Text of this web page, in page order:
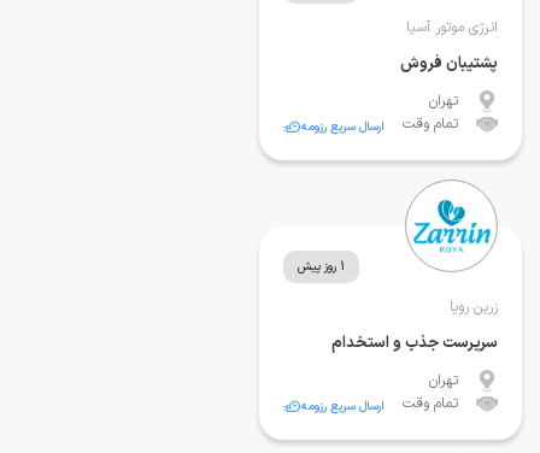
انرژی موتور آسیا
پشتیبان فروش
تهران
تمام وقت
ارسال سریع رزومه
1 روز پیش
زرین رویا
سرپرست جذب و استخدام
تهران
تمام وقت
ارسال سریع رزومه